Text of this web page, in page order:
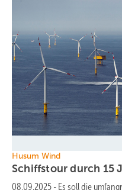
Husum Wind
Schiffstour durch 15
08.09.2025 - Es soll die